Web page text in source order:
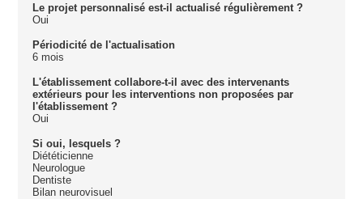
Le projet personnalisé est-il actualisé régulièrement ?
Oui
Périodicité de l'actualisation
6 mois
L'établissement collabore-t-il avec des intervenants
extérieurs pour les interventions non proposées par
l'établissement ?
Oui
Si oui, lesquels ?
Diététicienne
Neurologue
Dentiste
Bilan neurovisuel